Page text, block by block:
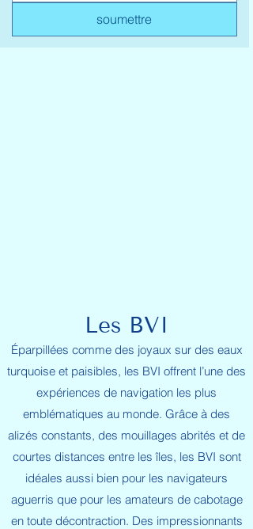
soumettre
Les BVI
Éparpillées comme des joyaux sur des eaux
turquoise et paisibles, les BVI offrent l’une des
expériences de navigation les plus
emblématiques au monde. Grâce à des
alizés constants, des mouillages abrités et de
courtes distances entre les îles, les BVI sont
idéales aussi bien pour les navigateurs
aguerris que pour les amateurs de cabotage
en toute décontraction. Des impressionnants